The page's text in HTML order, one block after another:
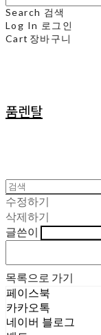
Search 검색
Log In 로그인
Cart 장바구니
품렌탈
수정하기
삭제하기
글쓴이
목록으로 가기
페이스북
카카오톡
네이버 블로그